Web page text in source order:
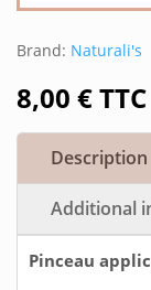
Brand: Naturali's
8,00 €TTC
Description
Additional
Pinceau